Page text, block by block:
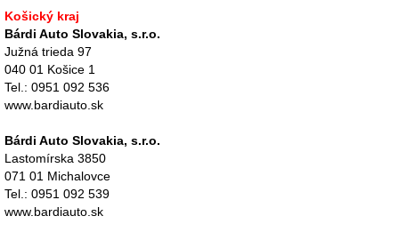
Košický kraj
Bárdi Auto Slovakia, s.r.o.
Južná trieda 97
040 01 Košice 1
Tel.: 0951 092 536
www.bardiauto.sk
Bárdi Auto Slovakia, s.r.o.
Lastomírska 3850
071 01 Michalovce
Tel.: 0951 092 539
www.bardiauto.sk